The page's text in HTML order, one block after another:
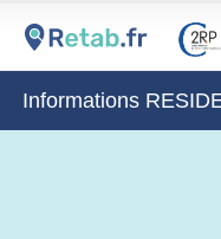
Informations